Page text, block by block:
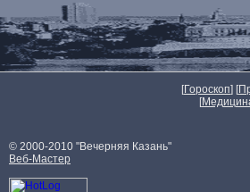
[Гороскоп] [
[
© 2000-2010 "Вечерняя Казань"
Веб-Мастер